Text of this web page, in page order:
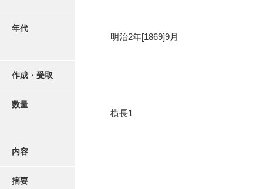
年代
明治2年[1869]9月
作成・受取
数量
横長1
内容
摘要